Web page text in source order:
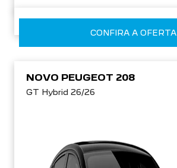
CONFIRA A OFERTA
NOVO PEUGEOT 208
GT Hybrid 26/26